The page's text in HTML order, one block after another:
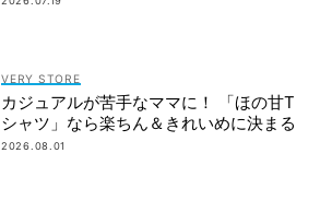
VERY STORE
カジュアルが苦手なママに！ 「ほの甘T
シャツ」なら楽ちん＆きれいめに決まる
2026.08.01